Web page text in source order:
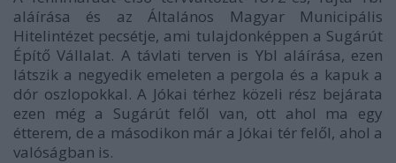
aláírása és az Általános Magyar Municipális
Hitelintézet pecsétje, ami tulajdonképpen a Sugárút
Építő Vállalat. A távlati terven is Ybl aláírása, ezen
látszik a negyedik emeleten a pergola és a kapuk a
dór oszlopokkal.A Jókai térhez közeli rész bejárata
ezen még a Sugárút felől van, ott ahol ma egy
étterem, de a másodikon már a Jókai tér felől, ahol a
valóságban is.